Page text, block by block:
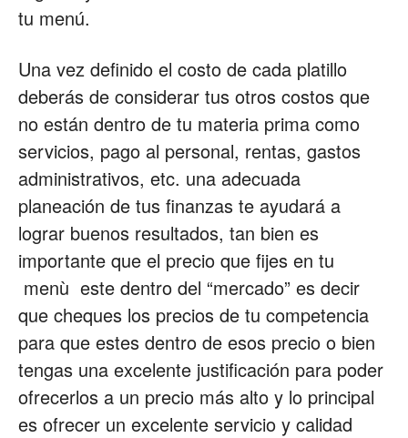
tu menú.
Una vez definido el costo de cada platillo
deberás de considerar tus otros costos que
no están dentro de tu materia prima como
servicios, pago al personal, rentas, gastos
administrativos, etc. una adecuada
planeación de tus finanzas te ayudará a
lograr buenos resultados, tan bien es
importante que el precio que fijes en tu
menù este dentro del “mercado” es decir
que cheques los precios de tu competencia
para que estes dentro de esos precio o bien
tengas una excelente justificación para poder
ofrecerlos a un precio más alto y lo principal
es ofrecer un excelente servicio y calidad